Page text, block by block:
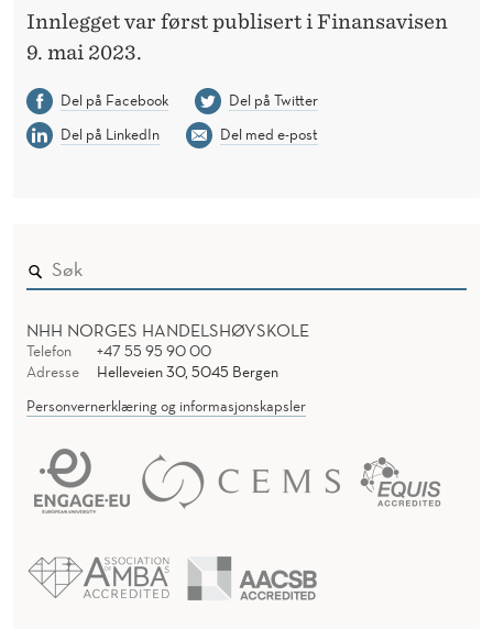
Innlegget var først publisert i Finansavisen
9. mai 2023.
Del på Facebook
Del på Twitter
Del på LinkedIn
Del med e-post
NHH NORGES HANDELSHØYSKOLE
Telefon
+47 55 95 90 00
Adresse
Helleveien 30, 5045 Bergen
Personvernerklæring og informasjonskapsler